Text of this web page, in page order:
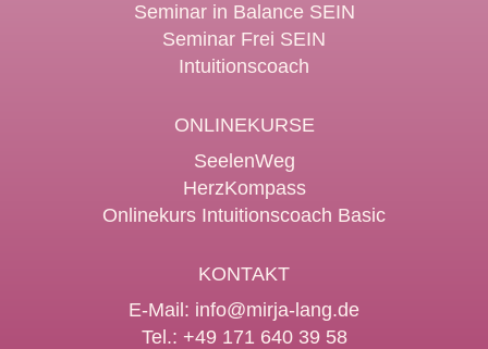
Seminar in Balance SEIN
Seminar Frei SEIN
Intuitionscoach
ONLINEKURSE
SeelenWeg
HerzKompass
Onlinekurs Intuitionscoach Basic
KONTAKT
E-Mail: info@mirja-lang.de
Tel.: +49 171 640 39 58